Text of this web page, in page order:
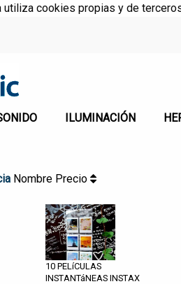
utiliza cookies propias y de
ILUMINACIÓN
Nombre Precio
10 PELíCULAS
INSTANTáNEAS INSTAX